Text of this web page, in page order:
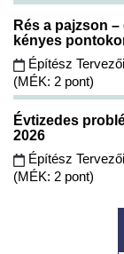
Rés a pajzson
kényes
Építész
(MÉK: 2 pont)
Évtizedes
2026
Építész
(MÉK: 2 pont)